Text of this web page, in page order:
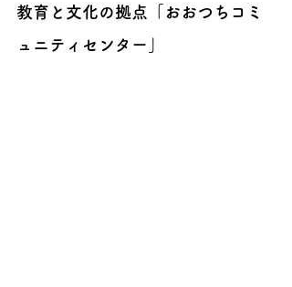
教育と文化の拠点「おおつちコミ
ュニティセンター」